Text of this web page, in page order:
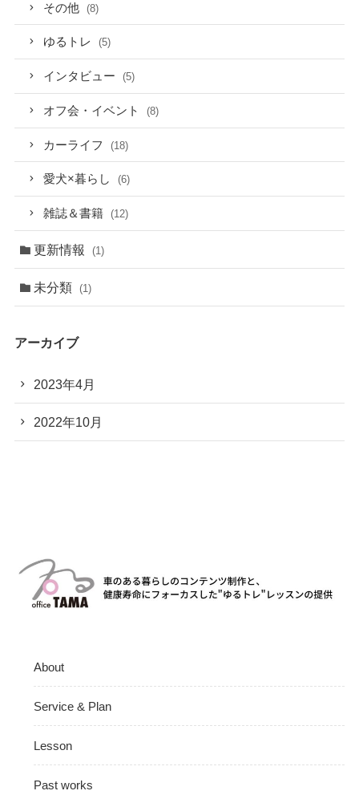
その他 (8)
ゆるトレ (5)
インタビュー (5)
オフ会・イベント (8)
カーライフ (18)
愛犬×暮らし (6)
雑誌＆書籍 (12)
更新情報 (1)
未分類 (1)
アーカイブ
2023年4月
2022年10月
About
Service & Plan
Lesson
Past works